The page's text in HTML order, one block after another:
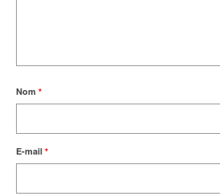
Nom *
E-mail *